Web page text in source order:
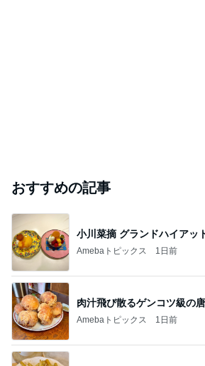
おすすめの記事
小川菜摘 グランドハイアッ
Amebaトピックス 1日前
肉汁飛び散るゲンコツ級の
Amebaトピックス 1日前